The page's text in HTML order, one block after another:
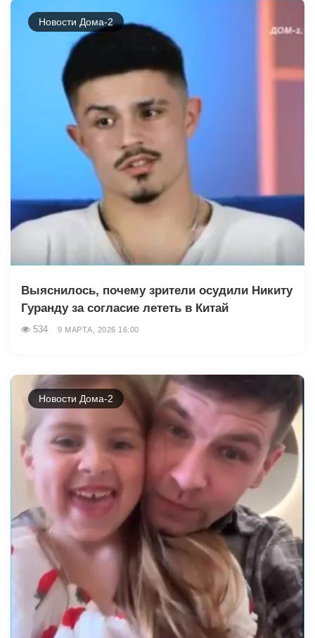
Новости Дома-2
Выяснилось, почему зрители осудили Никиту
Гуранду за согласие лететь в Китай
534 9 МАРТА, 2026 16:00
Новости Дома-2